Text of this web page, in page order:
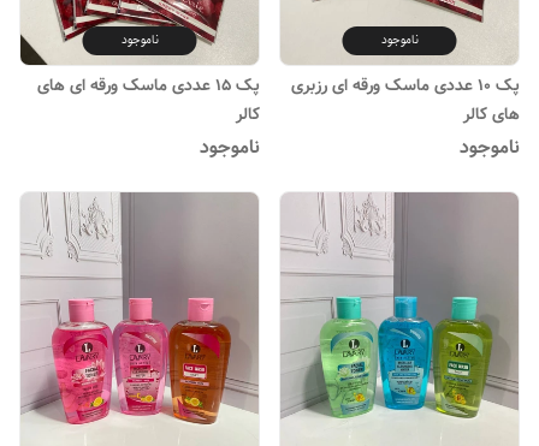
ناموجود
پک ۱۰ عددی ماسک ورقه ای رزبری
های کالر
ناموجود
ناموجود
پک ۱۵ عددی ماسک ورقه ای های
کالر
ناموجود